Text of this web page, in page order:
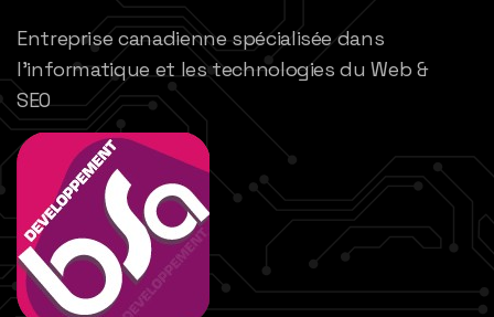
Entreprise canadienne spécialisée dans
l’informatique et les technologies du Web &
SEO